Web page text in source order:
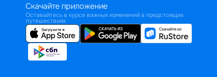
Скачайте приложение
Оставайтесь в курсе важных изменений в предстоящих
путешествиях